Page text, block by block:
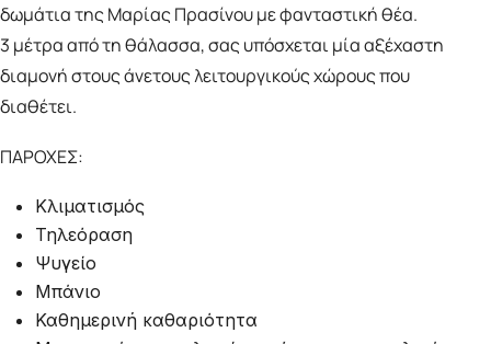
δωμάτια της Μαρίας Πρασίνου με φανταστική θέα.
3 μέτρα από τη θάλασσα, σας υπόσχεται μία αξέχαστη
διαμονή στους άνετους λειτουργικούς χώρους που
διαθέτει.
ΠΑΡΟΧΕΣ:
Κλιματισμός
Τηλεόραση
Ψυγείο
Μπάνιο
Καθημερινή καθαριότητα